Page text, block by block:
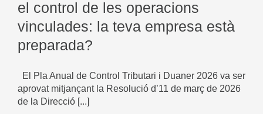
el control de les operacions
vinculades: la teva empresa està
preparada?
El Pla Anual de Control Tributari i Duaner 2026 va ser
aprovat mitjançant la Resolució d’11 de març de 2026
de la Direcció [...]